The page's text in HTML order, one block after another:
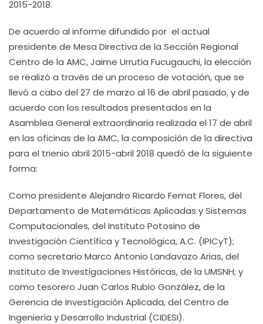
2015-2018.
De acuerdo al informe difundido por el actual
presidente de Mesa Directiva de la Sección Regional
Centro de la AMC, Jaime Urrutia Fucugauchi, la elección
se realizó a través de un proceso de votación, que se
llevó a cabo del 27 de marzo al 16 de abril pasado, y de
acuerdo con los resultados presentados en la
Asamblea General extraordinaria realizada el 17 de abril
en las oficinas de la AMC, la composición de la directiva
para el trienio abril 2015-abril 2018 quedó de la siguiente
forma:
Como presidente Alejandro Ricardo Femat Flores, del
Departamento de Matemáticas Aplicadas y Sistemas
Computacionales, del Instituto Potosino de
Investigación Científica y Tecnológica, A.C. (IPICyT);
como secretario Marco Antonio Landavazo Arias, del
Instituto de Investigaciones Históricas, de la UMSNH; y
como tesorero Juan Carlos Rubio González, de la
Gerencia de Investigación Aplicada, del Centro de
Ingeniería y Desarrollo Industrial (CIDESI).